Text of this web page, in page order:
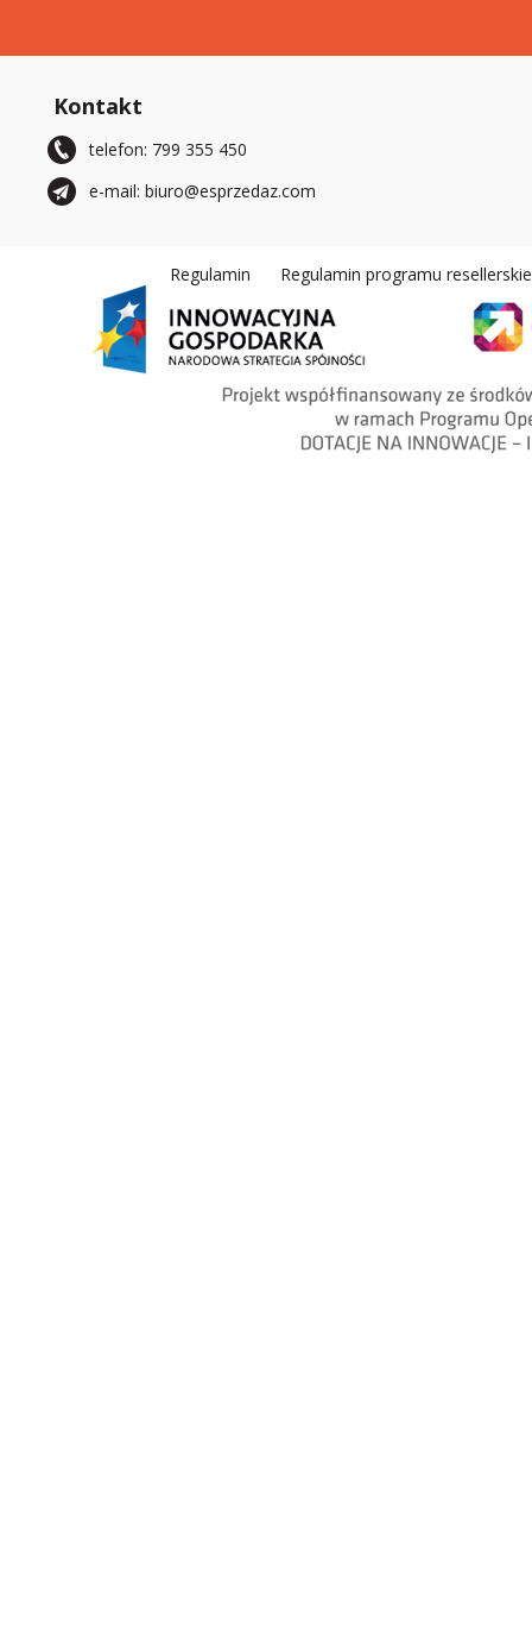
Kontakt
telefon: 799 355 450
e-mail: biuro@esprzedaz.com
Regulamin Regulamin programu